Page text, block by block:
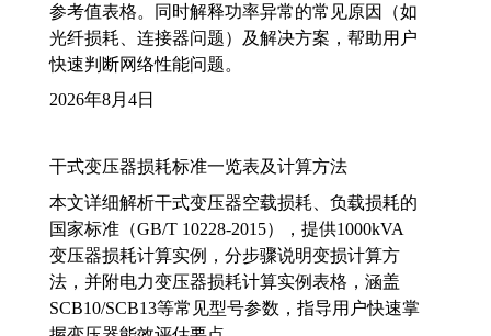
参考值表格。同时解释功率异常的常见原因（如
光纤损耗、连接器问题）及解决方案，帮助用户
快速判断网络性能问题。
2026年8月4日
干式变压器损耗标准一览表及计算方法
本文详细解析干式变压器空载损耗、负载损耗的
国家标准（GB/T 10228-2015），提供1000kVA
变压器损耗计算实例，分步骤说明变损计算方
法，并附电力变压器损耗计算实例表格，涵盖
SCB10/SCB13等常见型号参数，指导用户快速掌